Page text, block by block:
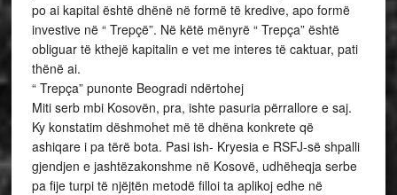
po ai kapital është dhënë në formë të kredive, apo formë
investive në “ Trepçë”. Në këtë mënyrë “ Trepça” është
obliguar të kthejë kapitalin e vet me interes të caktuar, pati
thënë ai.
“ Trepça” punonte Beogradi ndërtohej
Miti serb mbi Kosovën, pra, ishte pasuria përrallore e saj.
Ky konstatim dëshmohet më të dhëna konkrete që
ashiqare i pa tërë bota. Pasi ish- Kryesia e RSFJ-së shpalli
gjendjen e jashtëzakonshme në Kosovë, udhëheqja serbe
pa fije turpi të njëjtën metodë filloi ta aplikoj edhe në